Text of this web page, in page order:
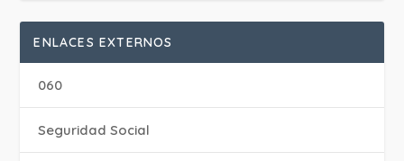
ENLACES EXTERNOS
060
Seguridad Social